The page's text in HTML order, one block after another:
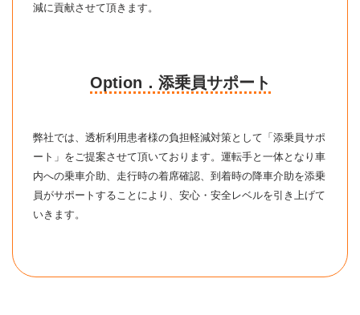
減に貢献させて頂きます。
Option．添乗員サポート
弊社では、透析利用患者様の負担軽減対策として「添乗員サポ
ート」をご提案させて頂いております。運転手と一体となり車
内への乗車介助、走行時の着席確認、到着時の降車介助を添乗
員がサポートすることにより、安心・安全レベルを引き上げて
いきます。